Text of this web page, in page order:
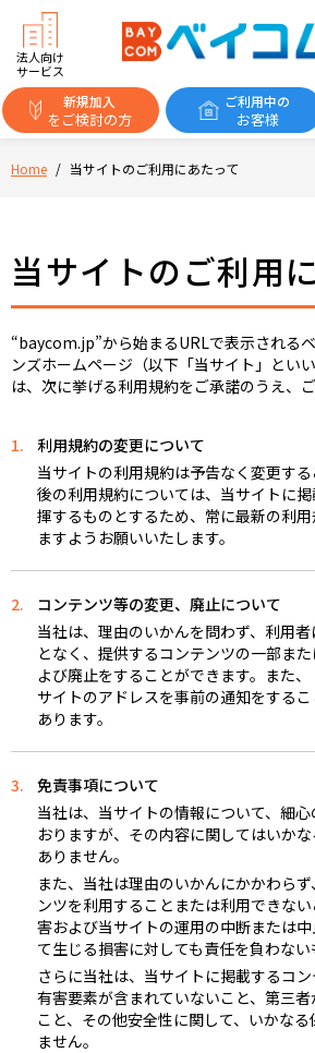
Home / 当サイトのご利用にあたって
法人向け
サービス
新規加入
をご検討の方
ご利用中の
お客様
当サイトのご利用
“baycom.jp”から始まるURLで表示される
ンズホームページ（以下「当サイト」とい
は、次に挙げる利用規約をご承諾のうえ、
1.
利用規約の変更について
当サイトの利用規約は予告なく変更す
後の利用規約については、当サイトに
揮するものとするため、常に最新の利
ますようお願いいたします。
2.
コンテンツ等の変更、廃止について
当社は、理由のいかんを問わず、利用
となく、提供するコンテンツの一部ま
よび廃止をすることができます。また
サイトのアドレスを事前の通知をする
あります。
3.
免責事項について
当社は、当サイトの情報について、細
おりますが、その内容に関してはいか
ありません。
また、当社は理由のいかんにかかわら
ンツを利用することまたは利用できな
害および当サイトの運用の中断または
て生じる損害に対しても責任を負わない
さらに当社は、当サイトに掲載するコ
有害要素が含まれていないこと、第三
こと、その他安全性に関して、いかな
ません。